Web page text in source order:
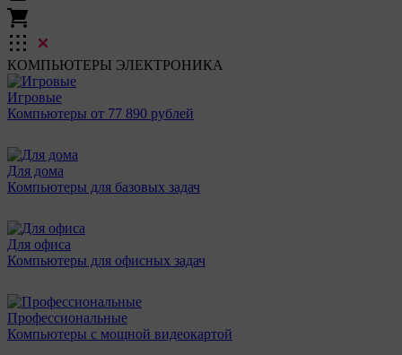
КОМПЬЮТЕРЫ ЭЛЕКТРОНИКА
Игровые
Компьютеры от 77 890 рублей
Для дома
Компьютеры для базовых задач
Для офиса
Компьютеры для офисных задач
Профессиональные
Компьютеры с мощной видеокартой